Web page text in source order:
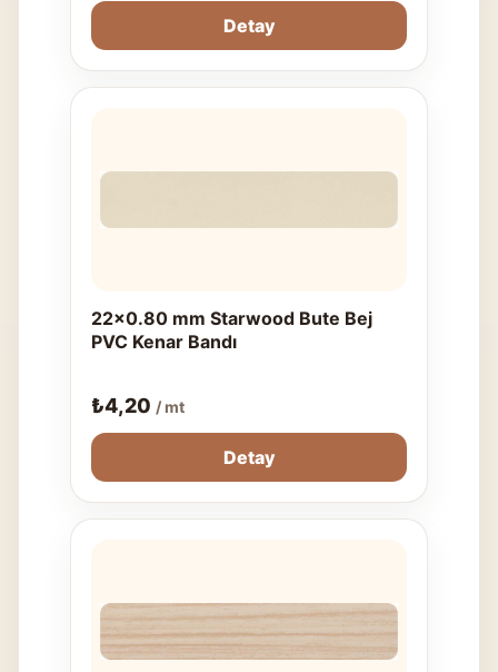
Detay
22x0.80 mm Starwood Bute Bej
PVC Kenar Bandı
₺4,20 / mt
Detay